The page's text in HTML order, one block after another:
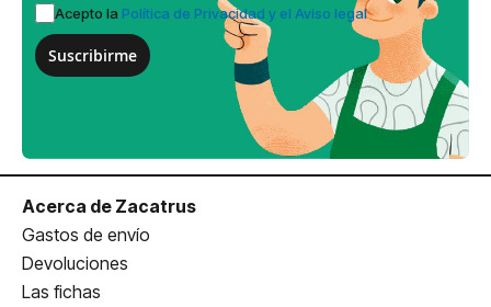
Acepto la Política de Privacidad y el Aviso legal
Suscribirme
Acerca de Zacatrus
Gastos de envío
Devoluciones
Las fichas